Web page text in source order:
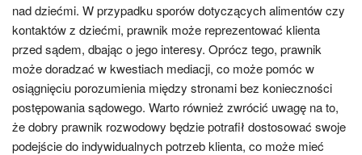
nad dziećmi. W przypadku sporów dotyczących alimentów czy
kontaktów z dziećmi, prawnik może reprezentować klienta
przed sądem, dbając o jego interesy. Oprócz tego, prawnik
może doradzać w kwestiach mediacji, co może pomóc w
osiągnięciu porozumienia między stronami bez konieczności
postępowania sądowego. Warto również zwrócić uwagę na to,
że dobry prawnik rozwodowy będzie potrafił dostosować swoje
podejście do indywidualnych potrzeb klienta, co może mieć